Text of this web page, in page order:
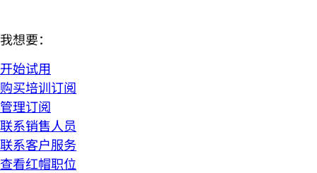
我想要：
开始试用
购买培训订阅
管理订阅
联系销售人员
联系客户服务
查看红帽职位